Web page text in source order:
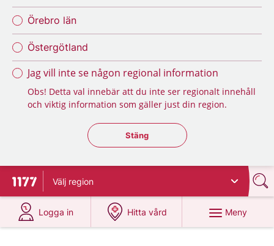
Örebro län
Östergötland
Jag vill inte se någon regional information
Obs! Detta val innebär att du inte ser regionalt innehåll
och viktig information som gäller just din region.
Stäng regionsväljaren
Stäng
Till startsidan för 1177
Välj region
Logga in
på 1177.se
Hitta vård
på 1177.se
Meny